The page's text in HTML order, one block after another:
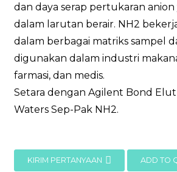
dan daya serap pertukaran
dalam larutan berair. NH2
dalam berbagai matriks sampel
digunakan dalam industri
farmasi, dan medis.
Setara dengan Agilent Bond
Waters Sep-Pak NH2.
KIRIM PERTANYAAN ADD TO